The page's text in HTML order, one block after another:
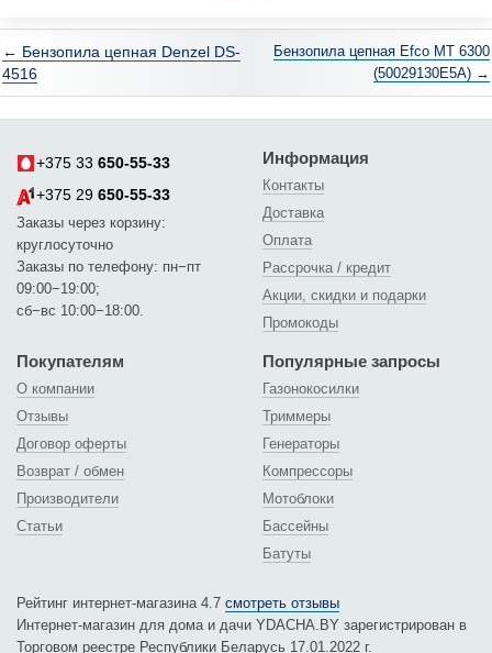
← Бензопила цепная Denzel DS-
4516
Бензопила цепная Efco MT 6300
(50029130E5A) →
+375 33 650-55-33
+375 29 650-55-33
Заказы через корзину:
круглосуточно
Заказы по телефону: пн−пт
09:00−19:00;
сб−вс 10:00−18:00.
Информация
Контакты
Доставка
Оплата
Рассрочка / кредит
Акции, скидки и подарки
Промокоды
Покупателям
О компании
Отзывы
Договор оферты
Возврат / обмен
Производители
Статьи
Популярные запросы
Газонокосилки
Триммеры
Генераторы
Компрессоры
Мотоблоки
Бассейны
Батуты
Рейтинг интернет-магазина 4.7 смотреть отзывы
Интернет-магазин для дома и дачи YDACHA.BY зарегистрирован в
Торговом реестре Республики Беларусь 17.01.2022 г.